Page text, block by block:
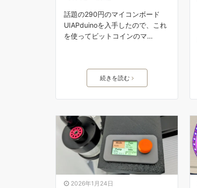
話題の290円のマイコンボード
UIAPduinoを入手したので、これ
を使ってビットコインのマ…
続きを読む
2026年1月24日